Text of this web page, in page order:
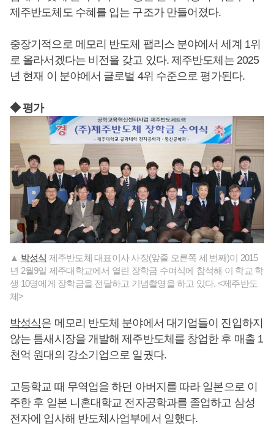
제주반도체도 수혜를 입는 구조가 만들어졌다.
중장기적으로 메모리 반도체 팹리스 분야에서 세계 1위
로 올라서겠다는 비전을 갖고 있다. 제주반도체는 2025
년 현재 이 분야에서 글로벌 4위 수준으로 평가된다.
◆ 평가
▲ 박성식 제주반도체 대표이사 사장(앞줄 오른쪽 세 번째)이 2015
년 2월9일 제주대학교에서 열린 장학금 수여식에 참석해 이 학교 학
생 10명에게 장학금을 전달하고 기념촬영을 하고 있다. <제주반도
체>
박성식은 메모리 반도체 분야에서 대기업들이 진입하지
않는 틈새시장을 개발해 제주반도체를 창업한 후 매출 1
천억 원대의 강소기업으로 일궜다.
고등학교 때 무역업을 하던 아버지를 따라 일본으로 이
주한 후 일본 니혼대학교 전자공학과를 졸업하고 삼성
전자에 입사해 반도체사업부에서 일했다.